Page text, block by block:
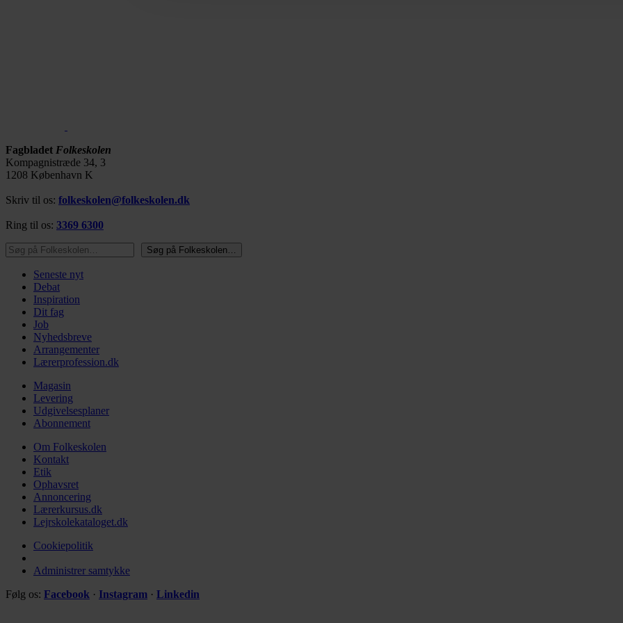
Fagbladet Folkeskolen
Kompagnistræde 34, 3
1208 København K
Skriv til os: folkeskolen@folkeskolen.dk
Ring til os: 3369 6300
Søg på Folkeskolen…
Søg på Folkeskolen…
Seneste nyt
Debat
Inspiration
Dit fag
Job
Nyhedsbreve
Arrangementer
Lærerprofession.dk
Magasin
Levering
Udgivelsesplaner
Abonnement
Om Folkeskolen
Kontakt
Etik
Ophavsret
Annoncering
Lærerkursus.dk
Lejrskolekataloget.dk
Cookiepolitik
Administrer samtykke
Følg os: Facebook · Instagram · Linkedin